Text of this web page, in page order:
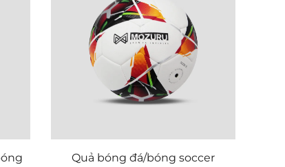
Quả bóng đá/bóng soccer